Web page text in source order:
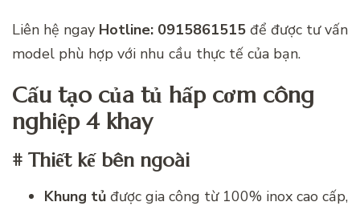
Liên hệ ngay Hotline: 0915861515 để được tư vấn
model phù hợp với nhu cầu thực tế của bạn.
Cấu tạo của tủ hấp cơm công
nghiệp 4 khay
# Thiết kế bên ngoài
Khung tủ được gia công từ 100% inox cao cấp,